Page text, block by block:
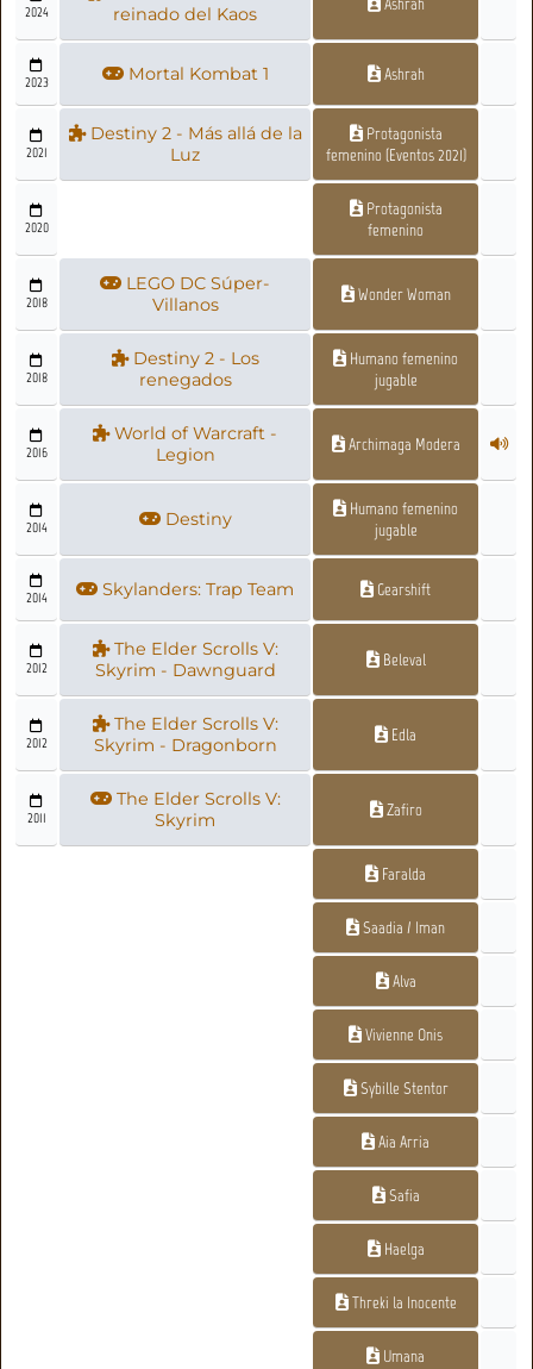
2024
reinado del Kaos
2023 Mortal Kombat 1 Ashrah
2021
Destiny 2 - Más allá de la
Luz
Protagonista
femenino (Eventos 2021)
2020
Protagonista
femenino
2018
LEGO DC Súper-
Villanos
Wonder Woman
2018
Destiny 2 - Los
renegados
Humano femenino
jugable
2016
World of Warcraft -
Legion
Archimaga Modera
2014 Destiny
Humano femenino
jugable
2014 Skylanders: Trap Team Gearshift
2012
The Elder Scrolls V:
Skyrim - Dawnguard
Beleval
2012
The Elder Scrolls V:
Skyrim - Dragonborn
Edla
2011
The Elder Scrolls V:
Skyrim
Zafiro
Faralda
Saadia / Iman
Alva
Vivienne Onis
Sybille Stentor
Aia Arria
Safia
Haelga
Threki la Inocente
Umana